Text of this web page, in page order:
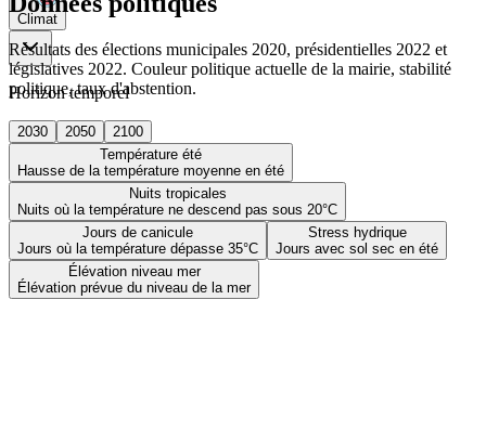
Climat
Horizon temporel
2030 2050
2100
Température été
Hausse de la température moyenne en été
Nuits tropicales
Nuits où la température ne descend pas sous 20°C
Jours de canicule
Jours où la température dépasse 35°C
Stress hydrique
Jours avec sol sec en été
Élévation niveau mer
Élévation prévue du niveau de la mer
Résultats des élections municipales 2020, présidentielles 2022 et
législatives 2022. Couleur politique actuelle de la mairie, stabilité
politique, taux d'abstention.